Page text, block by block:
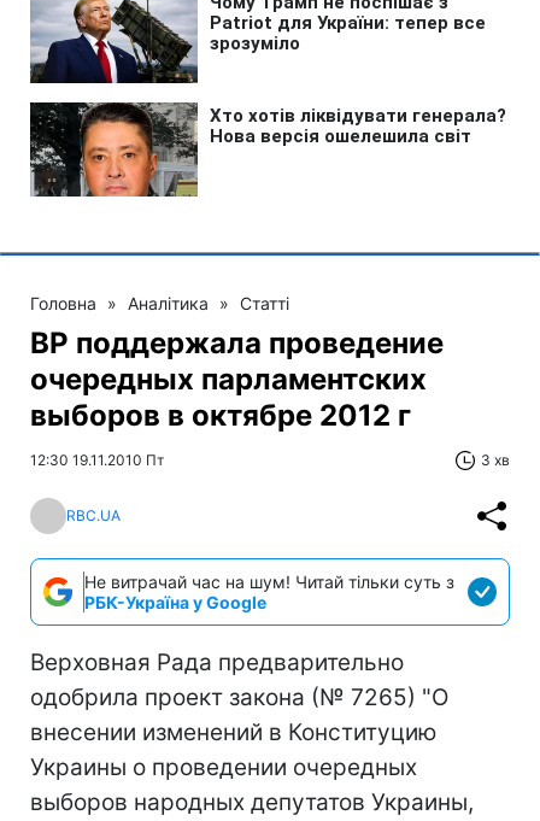
Головна » Аналітика » Статті
ВР поддержала проведение
очередных парламентских
выборов в октябре 2012 г
12:30 19.11.2010 Пт 3 хв
RBC.UA
Не витрачай час на шум! Читай тільки суть з
РБК-Україна у Google
Верховная Рада предварительно
одобрила проект закона (№ 7265) "О
внесении изменений в Конституцию
Украины о проведении очередных
выборов народных депутатов Украины,